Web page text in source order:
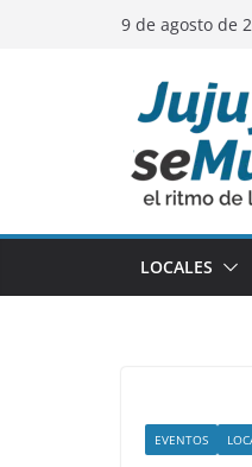
9 de agosto de
LOCALES
EVENTOS